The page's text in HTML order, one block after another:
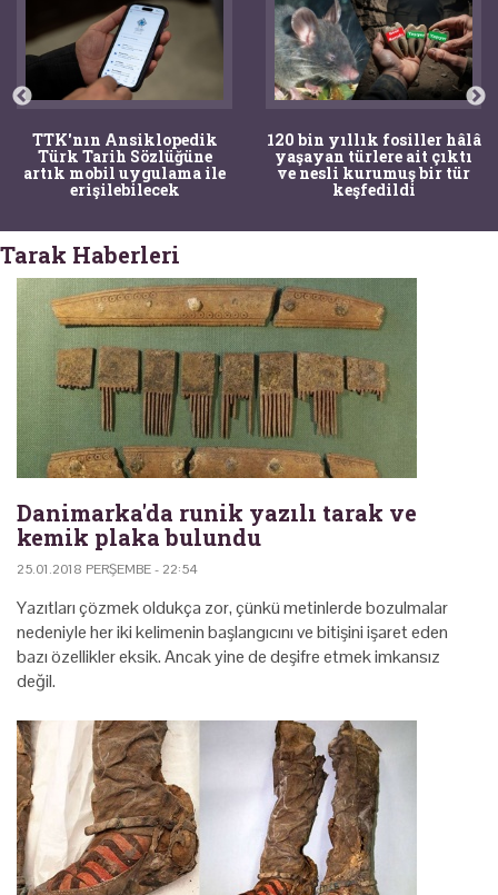
TTK'nın Ansiklopedik
Türk Tarih Sözlüğüne
artık mobil uygulama ile
erişilebilecek
120 bin yıllık fosiller hâlâ
yaşayan türlere ait çıktı
ve nesli kurumuş bir tür
keşfedildi
Tarak Haberleri
Danimarka'da runik yazılı tarak ve
kemik plaka bulundu
25.01.2018 PERŞEMBE - 22:54
Yazıtları çözmek oldukça zor, çünkü metinlerde bozulmalar
nedeniyle her iki kelimenin başlangıcını ve bitişini işaret eden
bazı özellikler eksik. Ancak yine de deşifre etmek imkansız
değil.